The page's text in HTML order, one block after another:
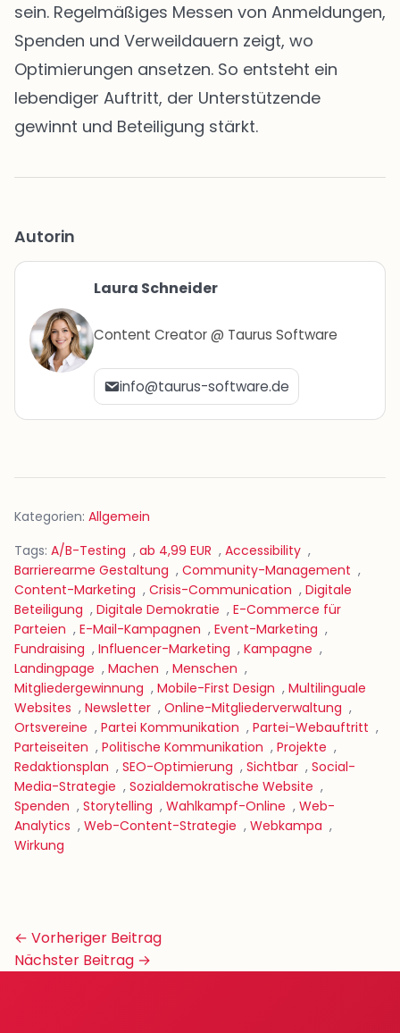
sein. Regelmäßiges Messen von Anmeldungen,
Spenden und Verweildauern zeigt, wo
Optimierungen ansetzen. So entsteht ein
lebendiger Auftritt, der Unterstützende
gewinnt und Beteiligung stärkt.
Autorin
Laura Schneider
Content Creator @ Taurus Software
info@taurus-software.de
Kategorien: Allgemein
Tags: A/B-Testing , ab 4,99 EUR , Accessibility ,
Barrierearme Gestaltung , Community-Management ,
Content-Marketing , Crisis-Communication , Digitale
Beteiligung , Digitale Demokratie , E-Commerce für
Parteien , E-Mail-Kampagnen , Event-Marketing ,
Fundraising , Influencer-Marketing , Kampagne ,
Landingpage , Machen , Menschen ,
Mitgliedergewinnung , Mobile-First Design , Multilinguale
Websites , Newsletter , Online-Mitgliederverwaltung ,
Ortsvereine , Partei Kommunikation , Partei-Webauftritt ,
Parteiseiten , Politische Kommunikation , Projekte ,
Redaktionsplan , SEO-Optimierung , Sichtbar , Social-
Media-Strategie , Sozialdemokratische Website ,
Spenden , Storytelling , Wahlkampf-Online , Web-
Analytics , Web-Content-Strategie , Webkampa ,
Wirkung
Beitrags-
Navigation
← Vorheriger Beitrag
Nächster Beitrag →